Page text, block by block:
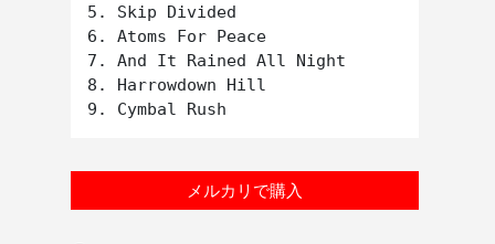
5. Skip Divided
6. Atoms For Peace
7. And It Rained All Night
8. Harrowdown Hill
メルカリで購入